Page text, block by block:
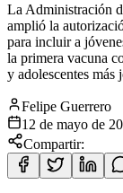
La Administración
amplió la
para incluir a
la primera vacuna
y adolescentes más
Felipe Guerrero
12 de mayo de
Compartir: